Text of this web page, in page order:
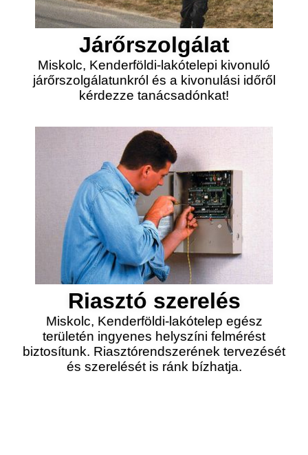
Járőrszolgálat
Miskolc, Kenderföldi-lakótelepi kivonuló
járőrszolgálatunkról és a kivonulási időről
kérdezze tanácsadónkat!
Riasztó szerelés
Miskolc, Kenderföldi-lakótelep egész
területén ingyenes helyszíni felmérést
biztosítunk. Riasztórendszerének tervezését
és szerelését is ránk bízhatja.